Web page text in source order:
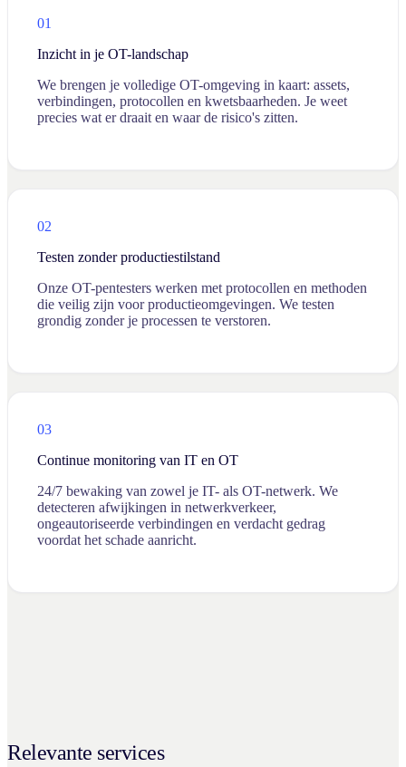
01
Inzicht in je OT-landschap
We brengen je volledige OT-omgeving in kaart: assets,
verbindingen, protocollen en kwetsbaarheden. Je weet
precies wat er draait en waar de risico's zitten.
02
Testen zonder productiestilstand
Onze OT-pentesters werken met protocollen en methoden
die veilig zijn voor productieomgevingen. We testen
grondig zonder je processen te verstoren.
03
Continue monitoring van IT en OT
24/7 bewaking van zowel je IT- als OT-netwerk. We
detecteren afwijkingen in netwerkverkeer,
ongeautoriseerde verbindingen en verdacht gedrag
voordat het schade aanricht.
Relevante services